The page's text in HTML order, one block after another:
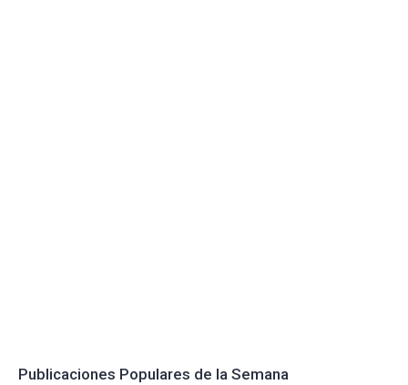
Publicaciones Populares de la Semana